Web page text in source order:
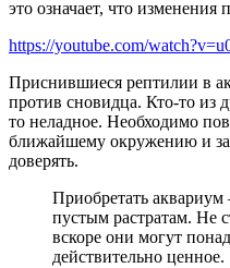
это означает, что изменения
https://youtube.com/
Приснившиеся рептилии в
против сновидца. Кто-то из
то неладное. Необходимо
ближайшему окружению и
доверять.
Приобретать
пустым растратам. Не
вскоре они могут
действительно ценное.